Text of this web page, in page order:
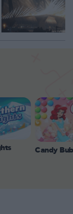
Candy